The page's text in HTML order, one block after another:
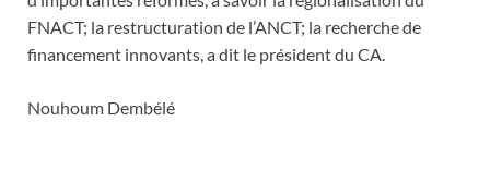
FNACT; la restructuration de l’ANCT; la recherche de
financement innovants, a dit le président du CA.
Nouhoum Dembélé